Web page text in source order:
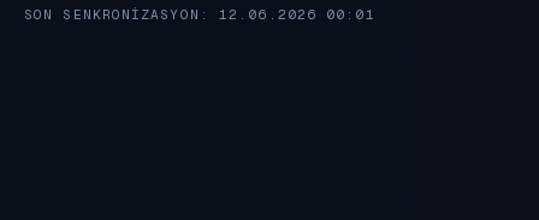
SON SENKRONIZASYON: 12.06.2026 00:01